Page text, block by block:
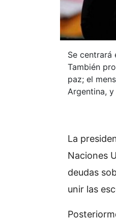
Se centrará
También
paz; el
Argentina, y
La
Naciones
deudas
unir las